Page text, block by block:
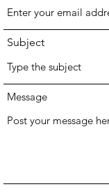
Subject
Message